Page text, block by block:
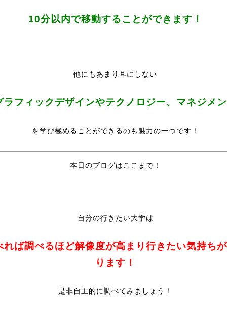
10分以内で移動することができます！
他にもあまり耳にしない
ラフィックデザインやテクノロジー、マネジメ
を学び極めることができるのも魅力の一つです！
本日のブログはここまで！
自分の行きたい大学は
れば調べるほど解像度が高まり行きたい気持ち
ります！
是非自主的に調べてみましょう！